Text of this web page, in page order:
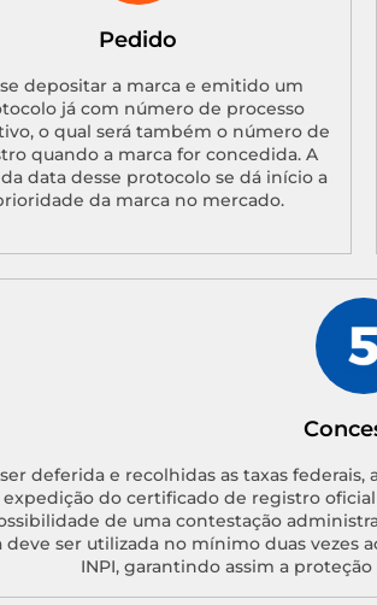
Pedido
depositar a marca e emitido um
já com número de processo
o qual será também o número de
quando a marca for concedida. A
data desse protocolo se dá início a
da marca no mercado.
deferida e recolhidas as taxas
do certificado de registro
de uma contestação
deve ser utilizada no mínimo duas vezes
INPI, garantindo assim a